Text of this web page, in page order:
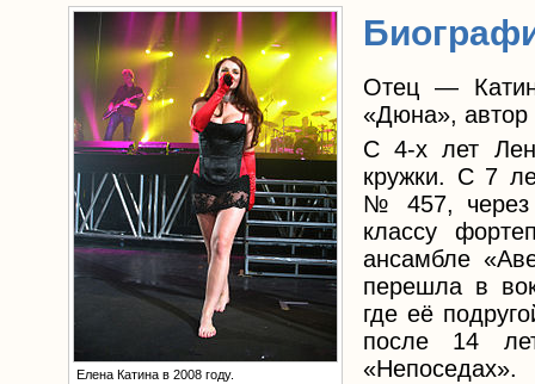
Елена Катина в 2008 году.
Отец — Катин
«Дюна»,
С 4-х лет
кружки. С 7
№ 457, через
классу
ансамбле
перешла в
где её
после 14
«Непоседах».